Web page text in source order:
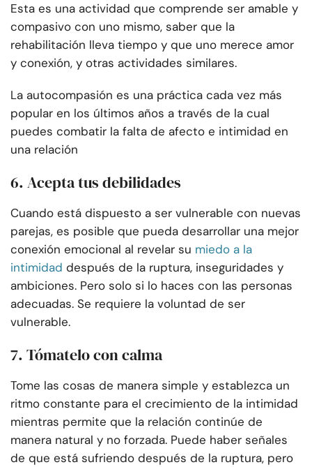
Esta es una actividad que comprende ser amable y
compasivo con uno mismo, saber que la
rehabilitación lleva tiempo y que uno merece amor
y conexión, y otras actividades similares.
La autocompasión es una práctica cada vez más
popular en los últimos años a través de la cual
puedes combatir la falta de afecto e intimidad en
una relación
6. Acepta tus debilidades
Cuando está dispuesto a ser vulnerable con nuevas
parejas, es posible que pueda desarrollar una mejor
conexión emocional al revelar su miedo a la
intimidad después de la ruptura, inseguridades y
ambiciones. Pero solo si lo haces con las personas
adecuadas. Se requiere la voluntad de ser
vulnerable.
7. Tómatelo con calma
Tome las cosas de manera simple y establezca un
ritmo constante para el crecimiento de la intimidad
mientras permite que la relación continúe de
manera natural y no forzada. Puede haber señales
de que está sufriendo después de la ruptura, pero